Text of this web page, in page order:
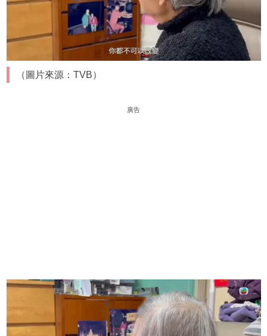
（圖片來源：TVB）
廣告